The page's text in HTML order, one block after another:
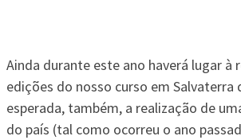
Ainda durante este ano haverá lugar à
edições do nosso curso em Salvaterra
esperada, também, a realização de
do país (tal como ocorreu o ano